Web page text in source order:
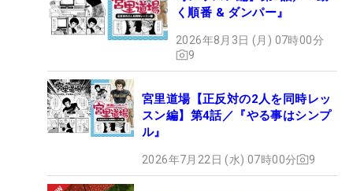
く順番 & ダンパー』
2026年8月3日 (月) 07時00分
9
宮里道場【正反対の2人を同時レッ
スン編】第4話／『やる事はシンプ
ル』
2026年7月22日 (水) 07時00分 9